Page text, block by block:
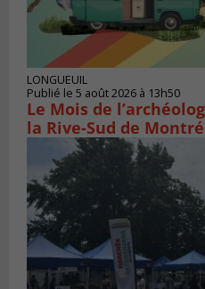
LONGUEUIL
Publié le 5 août 2026 à 13h50
Le Mois de
la Rive-Sud de